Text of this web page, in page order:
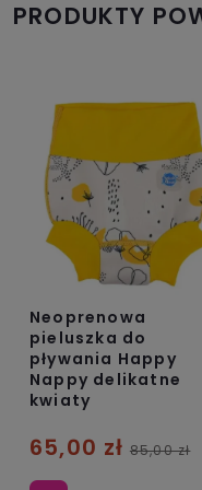
PRODUKTY
Neoprenowa
pieluszka do
pływania Happy
Nappy delikatne
kwiaty
65,00 zł 85,00 zł